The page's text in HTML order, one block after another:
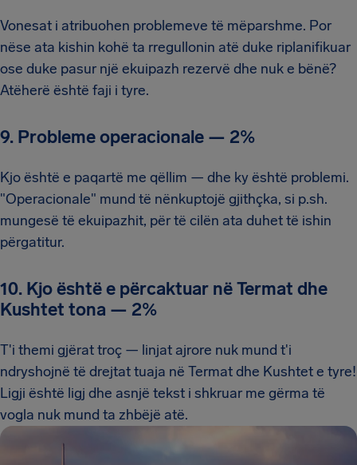
Vonesat i atribuohen problemeve të mëparshme. Por
nëse ata kishin kohë ta rregullonin atë duke riplanifikuar
ose duke pasur një ekuipazh rezervë dhe nuk e bënë?
Atëherë është faji i tyre.
9. Probleme operacionale — 2%
Kjo është e paqartë me qëllim — dhe ky është problemi.
"Operacionale" mund të nënkuptojë gjithçka, si p.sh.
mungesë të ekuipazhit, për të cilën ata duhet të ishin
përgatitur.
10. Kjo është e përcaktuar në Termat dhe
Kushtet tona — 2%
T'i themi gjërat troç — linjat ajrore nuk mund t'i
ndryshojnë të drejtat tuaja në Termat dhe Kushtet e tyre!
Ligji është ligj dhe asnjë tekst i shkruar me gërma të
vogla nuk mund ta zhbëjë atë.